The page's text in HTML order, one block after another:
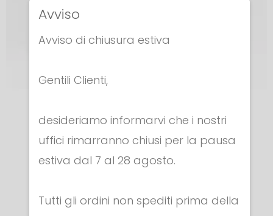
IMPUGNATURE
IMPUGNATURA SPADA - ITALIANA
€ 6.30
Avviso
Avviso di chiusura estiva
Gentili Clienti,
desideriamo informarvi che i nostri
uffici rimarranno chiusi per la pausa
estiva dal 7 al 28 agosto.
Tutti gli ordini non spediti prima della